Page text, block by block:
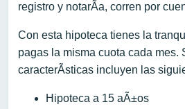
registro y notarÃ­a, corren por
Con esta hipoteca tienes la
pagas la misma cuota cada mes.
caracterÃ­sticas incluyen las
Hipoteca a 15 aÃ±os